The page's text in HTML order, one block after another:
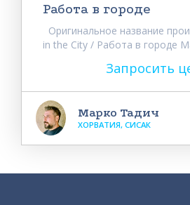
Работа в городе
Оригинальное название
in the City / Работа в городе
Запросить
Марко Тадич
ХОРВАТИЯ, СИСАК